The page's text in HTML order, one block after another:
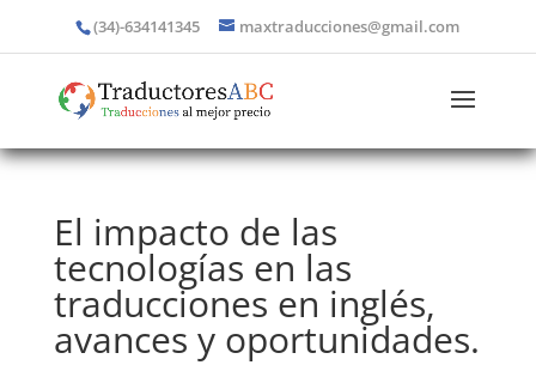
(34)-634141345 maxtraducciones@gmail.com
El impacto de las
tecnologías en las
traducciones en inglés,
avances y oportunidades.